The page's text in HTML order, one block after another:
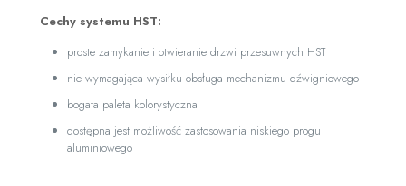
Cechy systemu HST:
proste zamykanie i otwieranie drzwi przesuwnych HST
nie wymagająca wysiłku obsługa mechanizmu dźwigniowego
bogata paleta kolorystyczna
dostępna jest możliwość zastosowania niskiego progu
aluminiowego